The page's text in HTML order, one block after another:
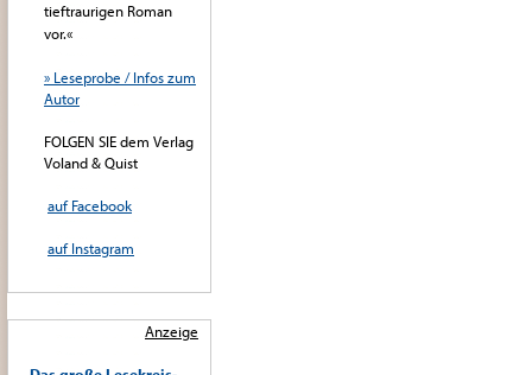
tieftraurigen Roman
vor.«
» Leseprobe / Infos zum
Autor
FOLGEN SIE dem Verlag
Voland & Quist
auf Facebook
auf Instagram
Anzeige